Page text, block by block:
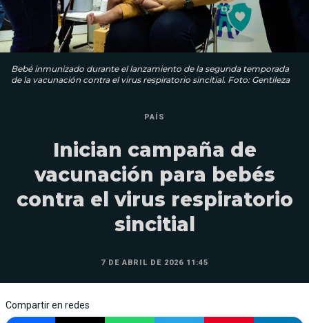
Bebé inmunizado durante el lanzamiento de la segunda temporada
de la vacunación contra el virus respiratorio sincitial. Foto: Gentileza
PAÍS
Inician campaña de
vacunación para bebés
contra el virus respiratorio
sincitial
7 DE ABRIL DE 2026 11:45
Compartir en redes